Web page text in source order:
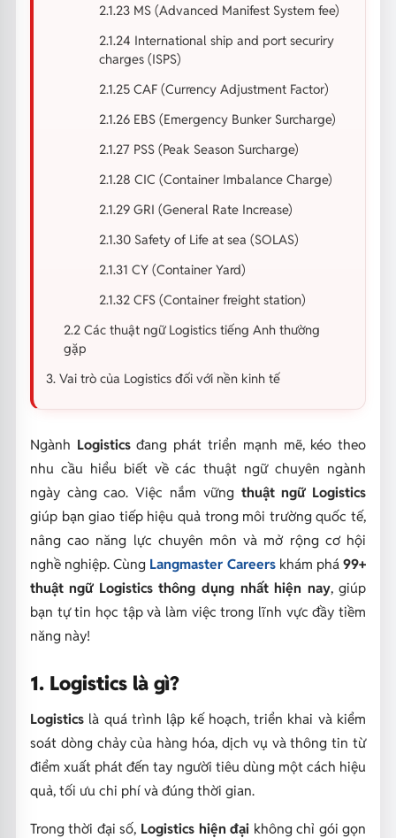
2.1.23 MS (Advanced Manifest System fee)
2.1.24 International ship and port securiry
charges (ISPS)
2.1.25 CAF (Currency Adjustment Factor)
2.1.26 EBS (Emergency Bunker Surcharge)
2.1.27 PSS (Peak Season Surcharge)
2.1.28 CIC (Container Imbalance Charge)
2.1.29 GRI (General Rate Increase)
2.1.30 Safety of Life at sea (SOLAS)
2.1.31 CY (Container Yard)
2.1.32 CFS (Container freight station)
2.2 Các thuật ngữ Logistics tiếng Anh thường
gặp
3. Vai trò của Logistics đối với nền kinh tế
Ngành Logisticsđang phát triển mạnh mẽ, kéo theo
nhu cầu hiểu biết về các thuật ngữ chuyên ngành
ngày càng cao. Việc nắm vững thuật ngữ Logistics
giúp bạn giao tiếp hiệu quả trong môi trường quốc tế,
nâng cao năng lực chuyên môn và mở rộng cơ hội
nghề nghiệp. Cùng Langmaster Careerskhám phá99+
thuật ngữ Logistics thông dụng nhất hiện nay, giúp
bạn tự tin học tập và làm việc trong lĩnh vực đầy tiềm
năng này!
1. Logistics là gì?
Logisticslà quá trình lập kế hoạch, triển khai và kiểm
soát dòng chảy của hàng hóa, dịch vụ và thông tin từ
điểm xuất phát đến tay người tiêu dùng một cách hiệu
quả, tối ưu chi phí và đúng thời gian.
Trong thời đại số, Logistics hiện đại không chỉ gói gọn